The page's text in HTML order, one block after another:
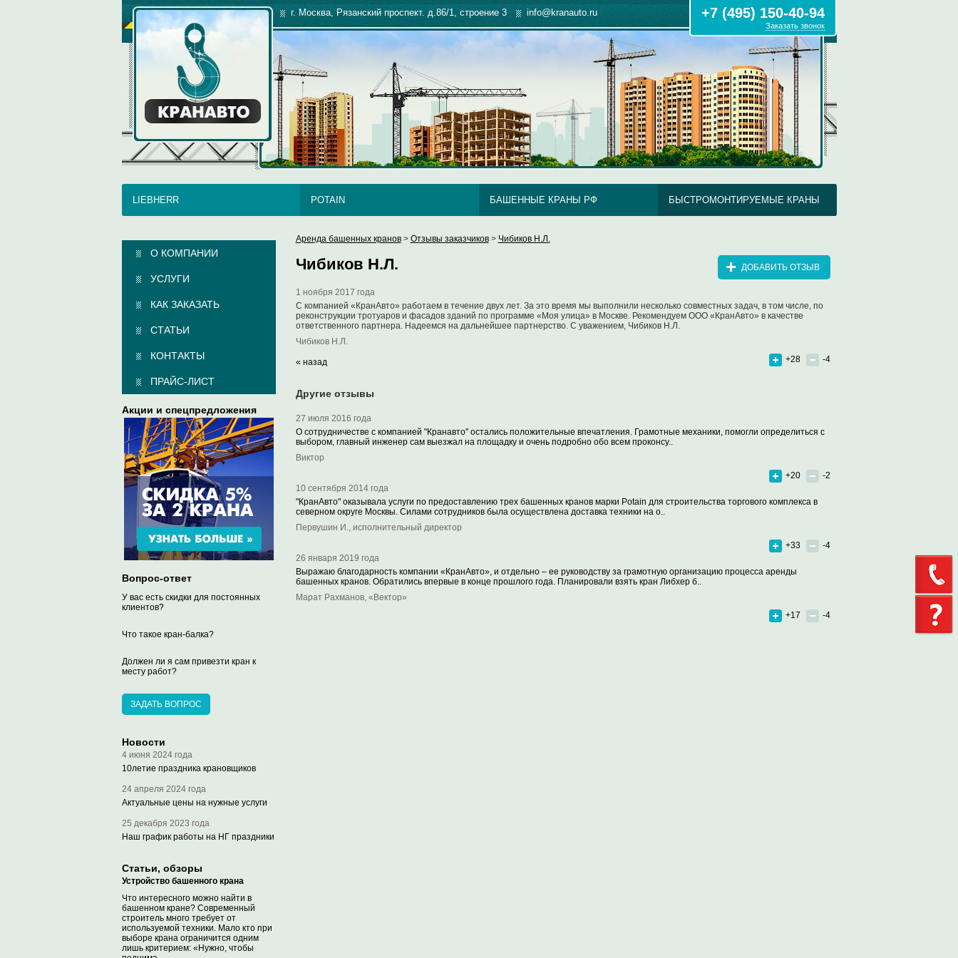
г. Москва, Рязанский проспект. д.86/1, строение 3 info@kranauto.ru +7 (495) 150-40-94
Заказать звонок
LIEBHERR POTAIN БАШЕННЫЕ КРАНЫ РФ БЫСТРОМОНТИРУЕМЫЕ КРАНЫ
О КОМПАНИИ
УСЛУГИ
КАК ЗАКАЗАТЬ
СТАТЬИ
КОНТАКТЫ
ПРАЙС-ЛИСТ
Акции и спецпредложения
Вопрос-ответ
У вас есть скидки для постоянных
клиентов?
Что такое кран-балка?
Должен ли я сам привезти кран к
месту работ?
ЗАДАТЬ ВОПРОС
Новости
4 июня 2024 года
10летие праздника крановщиков
24 апреля 2024 года
Актуальные цены на нужные услуги
25 декабря 2023 года
Наш график работы на НГ праздники
Статьи, обзоры
Устройство башенного крана
Что интересного можно найти в
башенном кране? Современный
строитель много требует от
используемой техники. Мало кто при
выборе крана ограничится одним
лишь критерием: «Нужно, чтобы
Аренда башенных кранов> Отзывы заказчиков> Чибиков Н.Л.
ДОБАВИТЬ ОТЗЫВ
Чибиков Н.Л.
1 ноября 2017 года
С компанией «КранАвто» работаем в течение двух лет. За это время мы выполнили несколько совместных задач, в том числе, по
реконструкции тротуаров и фасадов зданий по программе «Моя улица» в Москве. Рекомендуем ООО «КранАвто» в качестве
ответственного партнера. Надеемся на дальнейшее партнерство. С уважением, Чибиков Н.Л.
Чибиков Н.Л.
+28
-4
« назад
Другие отзывы
27 июля 2016 года
О сотрудничестве с компанией "Кранавто" остались положительные впечатления. Грамотные механики, помогли определиться с
выбором, главный инженер сам выезжал на площадку и очень подробно обо всем проконсу..
Виктор
+20
-2
10 сентября 2014 года
"КранАвто" оказывала услуги по предоставлению трех башенных кранов марки Potain для строительства торгового комплекса в
северном округе Москвы. Силами сотрудников была осуществлена доставка техники на о..
Первушин И., исполнительный директор
+33
-4
26 января 2019 года
Выражаю благодарность компании «КранАвто», и отдельно – ее руководству за грамотную организацию процесса аренды
башенных кранов. Обратились впервые в конце прошлого года. Планировали взять кран Либхер б..
Марат Рахманов, «Вектор»
+17
-4